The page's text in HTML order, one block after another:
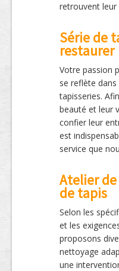
retrouvent leur
Série de
restaurer
Votre passion
se reflète
tapisseries.
beauté et leur
confier leur
est
service que
Atelier
de tapis
Selon les
et les
proposons
nettoyage
une